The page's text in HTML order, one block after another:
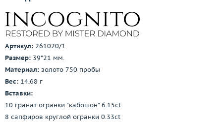
Контакты
3D-тур по шоуруму
Артикул: 261020/1
Размер: 39*21 мм.
Материал: золото 750 пробы
Вес: 14.68 г
Вставки:
10 гранат огранки "кабошон" 6.15ct
8 сапфиров круглой огранки 0.33ct